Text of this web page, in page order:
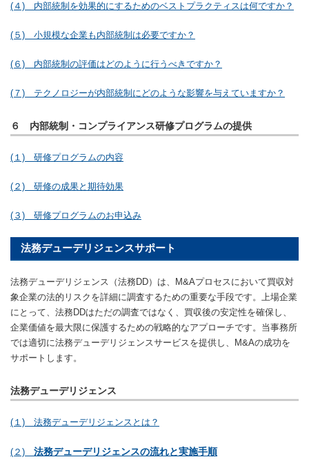
(４) 内部統制を効果的にするためのベストプラクティスは何ですか？
(５) 小規模な企業も内部統制は必要ですか？
(６) 内部統制の評価はどのように行うべきですか？
(７) テクノロジーが内部統制にどのような影響を与えていますか？
６ 内部統制・コンプライアンス研修プログラムの提供
(１) 研修プログラムの内容
(２) 研修の成果と期待効果
(３) 研修プログラムのお申込み
法務デューデリジェンスサポート
法務デューデリジェンス（法務DD）は、M&Aプロセスにおいて買収対
象企業の法的リスクを詳細に調査するための重要な手段です。上場企業
にとって、法務DDはただの調査ではなく、買収後の安定性を確保し、
企業価値を最大限に保護するための戦略的なアプローチです。当事務所
では適切に法務デューデリジェンスサービスを提供し、M&Aの成功を
サポートします。
法務デューデリジェンス
(１) 法務デューデリジェンスとは？
(２) 法務デューデリジェンスの流れと実施手順